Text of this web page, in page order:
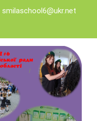
smilaschool6@ukr.net